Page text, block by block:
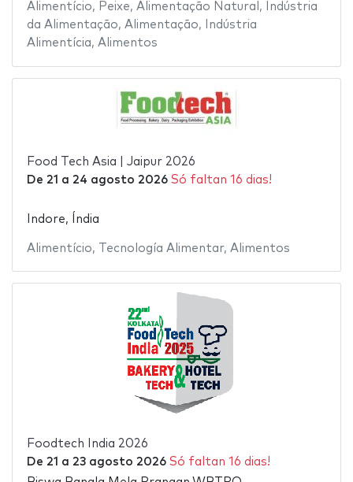
Alimentício, Peixe, Alimentação Natural ,
Indústria
da Alimentação, Alimentação,
Indústria
Alimentícia, Alimentos
Food Tech Asia | Jaipur 2026
De 21 a 24 agosto 2026 Só faltan 16 dias!
Indore, Índia
Alimentício, Tecnología Alimentar, Alimentos
Foodtech India 2026
De 21 a 23 agosto 2026 Só faltan 16 dias!